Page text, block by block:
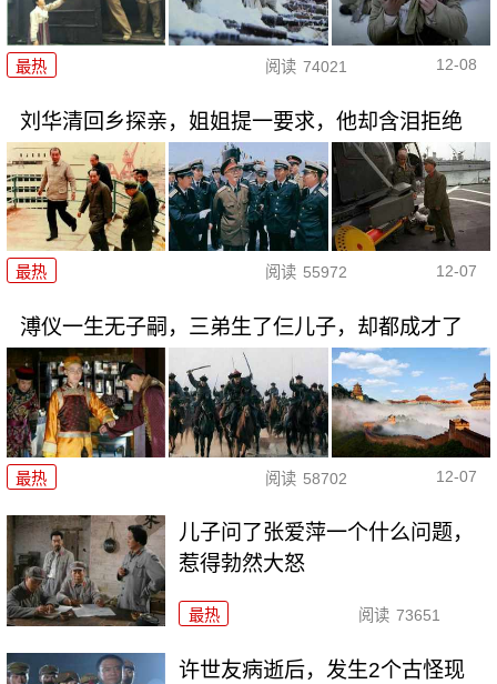
最热 阅读 74021 12-08
刘华清回乡探亲，姐姐提一要求，他却含泪拒绝
最热 阅读 55972 12-07
溥仪一生无子嗣，三弟生了仨儿子，却都成才了
最热 阅读 58702 12-07
儿子问了张爱萍一个什么问题，
惹得勃然大怒
最热 阅读 73651
许世友病逝后，发生2个古怪现